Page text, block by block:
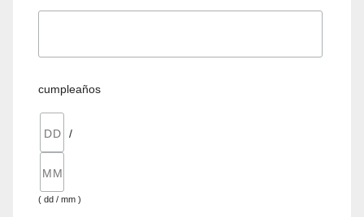
cumpleaños
/
( dd / mm )